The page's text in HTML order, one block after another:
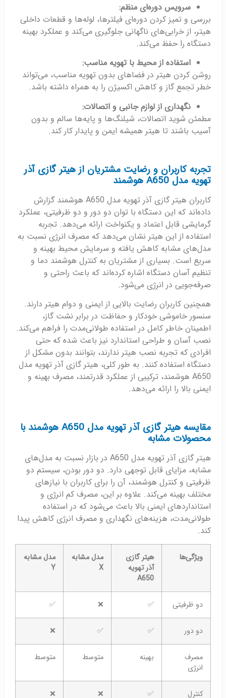
سرویس دوره‌ای منظم:
بررسی و تمیز کردن دوره‌ای فیلترها، لوله‌ها و قطعات داخلی
هیتر، از خرابی‌های ناگهانی جلوگیری می‌کند و عملکرد بهینه
دستگاه را حفظ می‌کند.
استفاده از محیط با تهویه مناسب:
روشن کردن هیتر در فضاهای بدون تهویه مناسب، می‌تواند
خطر تجمع گاز و کاهش اکسیژن را به همراه داشته باشد.
نگهداری از لوازم جانبی و اتصالات:
مطمئن شوید اتصالات، شیلنگ‌ها و پایه‌ها سالم و بدون
آسیب باشند تا هیتر همیشه ایمن و پایدار کار کند.
تجربه کاربران و رضایت مشتریان از هیتر گازی آذر
تهویه مدل A650 هوشمند
کاربران هیتر گازی آذر تهویه مدل A650 هوشمند گزارش
داده‌اند که این دستگاه با توان دو دور و دو ظرفیتی، عملکرد
گرمایشی قابل اعتماد و یکنواخت ارائه می‌دهد. تجربه
استفاده از این هیتر نشان می‌دهد که مصرف انرژی نسبت به
مدل‌های مشابه کاهش یافته و سرمایش محیط بهینه و
سریع است. بسیاری از مشتریان به کنترل هوشمند دما و
تنظیم آسان دستگاه اشاره کرده‌اند که باعث راحتی و
صرفه‌جویی در انرژی می‌شود.
همچنین کاربران رضایت بالایی از ایمنی و دوام هیتر دارند.
سنسور خاموشی خودکار و حفاظت در برابر نشت گاز،
اطمینان خاطر کامل در استفاده طولانی‌مدت را فراهم می‌کند.
نصب آسان و طراحی استاندارد نیز باعث شده که حتی
افرادی که تجربه نصب هیتر ندارند، بتوانند بدون مشکل از
دستگاه استفاده کنند. به طور کلی، هیتر گازی آذر تهویه مدل
A650 هوشمند، ترکیبی از عملکرد قدرتمند، مصرف بهینه و
ایمنی بالا را ارائه می‌دهد.
مقایسه هیتر گازی آذر تهویه مدل A650 هوشمند با
محصولات مشابه
هیتر گازی آذر تهویه مدل A650 در بازار نسبت به مدل‌های
مشابه، مزایای قابل توجهی دارد. دو دور بودن، سیستم دو
ظرفیتی و کنترل هوشمند، آن را برای کاربران با نیازهای
مختلف بهینه می‌کند. علاوه بر این، مصرف کم انرژی و
استانداردهای ایمنی بالا باعث می‌شود که در استفاده
طولانی‌مدت، هزینه‌های نگهداری و مصرف انرژی کاهش پیدا
کند.
ویژگی‌ها
هیتر گازی
آذر تهویه
A650
مدل مشابه
X
مدل مشابه
Y
دو ظرفیتی ✅
❌
✅
دو دور ✅
✅
❌
مصرف
انرژی
بهینه متوسط متوسط
کنترل ✅
❌
❌